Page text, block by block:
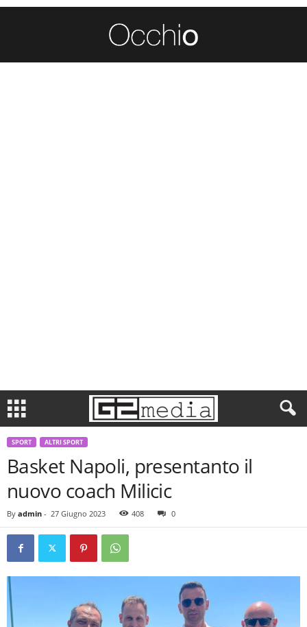
SPORT ALTRI SPORT
Basket Napoli, presentanto il
nuovo coach Milicic
By admin - 27 Giugno 2023 408 0